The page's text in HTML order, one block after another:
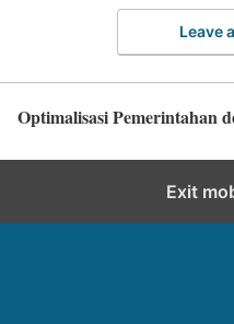
Leave
Optimalisasi Pemerintahan
Exit